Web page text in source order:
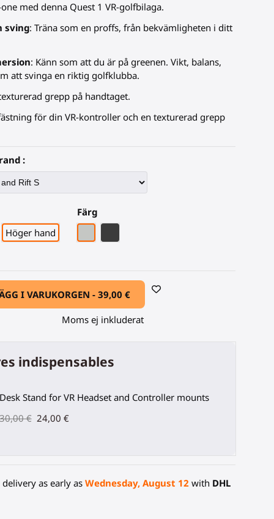
med denna Quest 1 VR-golfbilaga.
sving: Träna som en proffs, från bekvämligheten i ditt
: Känn som att du är på greenen. Vikt, balans,
att svinga en riktig golfklubba.
grepp på handtaget.
för din VR-kontroller och en texturerad grepp
:
Höger hand
Färg
I VARUKORGEN -39,00 €
Moms ej inkluderat
indispensables
Stand for VR Headset and Controller mounts
€ 24,00 €
as early as Wednesday, August 12 with DHL